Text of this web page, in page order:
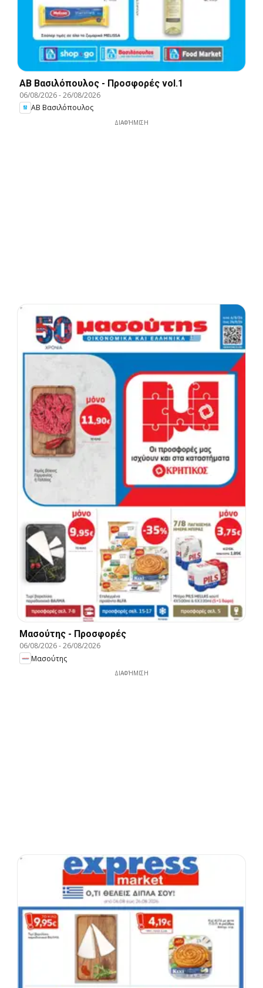
ΑΒ Βασιλόπουλος - Προσφορές vol.1
06/08/2026-26/08/2026
ΑΒ Βασιλόπουλος
ΔΙΑΦΉΜΙΣΗ
Μασούτης - Προσφορές
06/08/2026-26/08/2026
Μασούτης
ΔΙΑΦΉΜΙΣΗ